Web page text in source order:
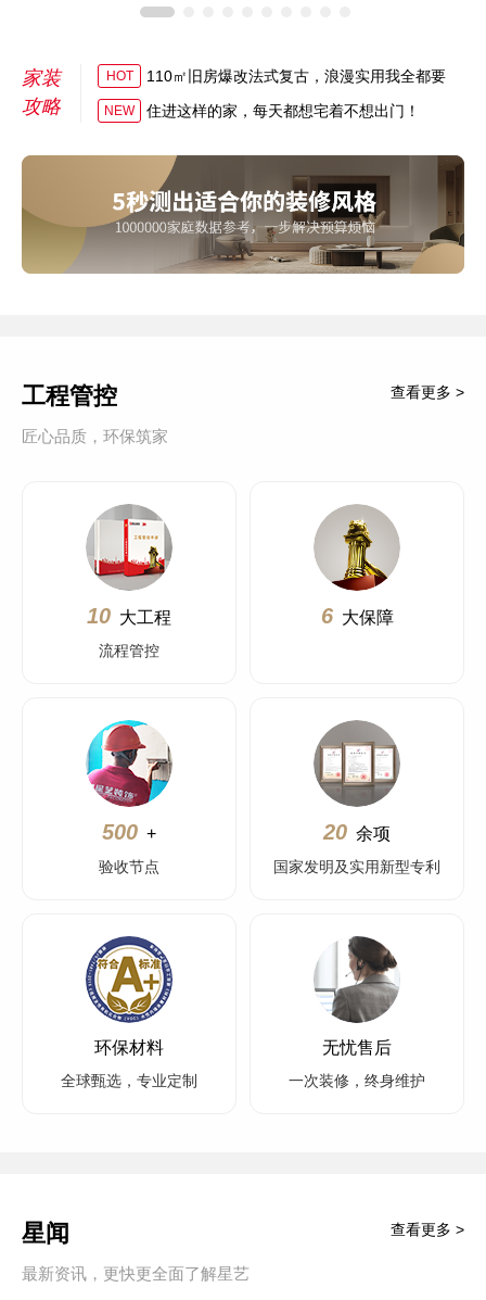
家装
攻略
HOT 110㎡旧房爆改法式复古，浪漫实用我全都要
NEW 住进这样的家，每天都想宅着不想出门！
工程管控
匠心品质，环保筑家
查看更多 >
10 大工程
流程管控
6 大保障
500 +
验收节点
20 余项
国家发明及实用新型专利
环保材料
全球甄选，专业定制
无忧售后
一次装修，终身维护
星闻
最新资讯，更快更全面了解星艺
查看更多 >